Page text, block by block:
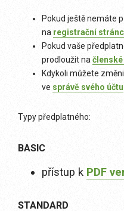
Pokud ještě nemáte
na registrační
Pokud vaše
prodloužit na
Kdykoli můžete
ve správě svého účtu
Typy předplatného:
BASIC
přístup k PDF
STANDARD